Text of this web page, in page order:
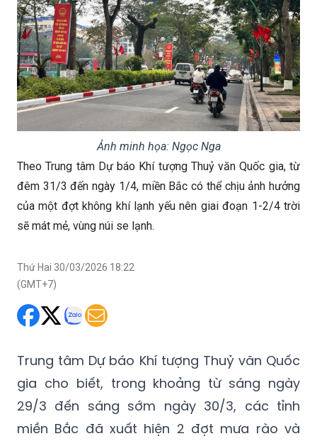
Ảnh minh họa: Ngọc Nga
Theo Trung tâm Dự báo Khí tượng Thuỷ văn Quốc gia, từ
đêm 31/3 đến ngày 1/4, miền Bắc có thể chịu ảnh hưởng
của một đợt không khí lạnh yếu nên giai đoạn 1-2/4 trời
sẽ mát mẻ, vùng núi se lạnh.
Thứ Hai 30/03/2026 18:22
(GMT+7)
Trung tâm Dự báo Khí tượng Thuỷ văn Quốc
gia cho biết, trong khoảng từ sáng ngày
29/3 đến sáng sớm ngày 30/3, các tỉnh
miền Bắc đã xuất hiện 2 đợt mưa rào và